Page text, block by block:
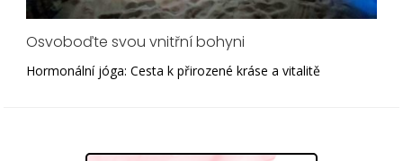
Osvoboďte svou vnitřní bohyni
Hormonální jóga: Cesta k přirozené kráse a vitalitě